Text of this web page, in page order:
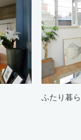
ふたり暮